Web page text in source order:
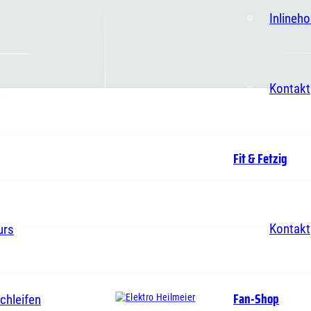
Kontakt
Fit & Fetzig
Kontakt
Fan-Shop